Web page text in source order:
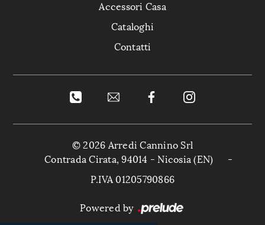
Accessori Casa
Cataloghi
Contatti
© 2026 Arredi Cannino Srl
Contrada Cirata, 94014 - Nicosia (EN)
-
P.IVA 01205790866
Powered by